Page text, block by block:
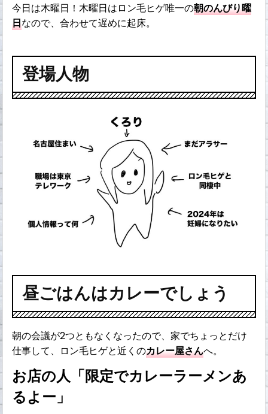
今日は木曜日！木曜日はロン毛ヒゲ唯一の朝のんびり曜
日なので、合わせて遅めに起床。
登場人物
昼ごはんはカレーでしょう
朝の会議が2つともなくなったので、家でちょっとだけ
仕事して、ロン毛ヒゲと近くのカレー屋さんへ。
お店の人「限定でカレーラーメンあ
るよー」